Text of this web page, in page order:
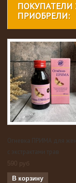
ПОКУПАТЕЛИ
ПРИОБРЕЛИ:
Огневка ПРИМА для
с экстрактами трав
590 руб
В корзину